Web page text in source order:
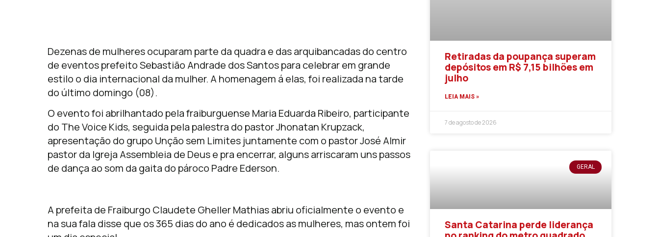
Dezenas de mulheres ocuparam parte da quadra e das arquibancadas do centro
de eventos prefeito Sebastião Andrade dos Santos para celebrar em grande
estilo o dia internacional da mulher. A homenagem á elas, foi realizada na tarde
do último domingo (08).
O evento foi abrilhantado pela fraiburguense Maria Eduarda Ribeiro, participante
do The Voice Kids, seguida pela palestra do pastor Jhonatan Krupzack,
apresentação do grupo Unção sem Limites juntamente com o pastor José Almir
pastor da Igreja Assembleia de Deus e pra encerrar, alguns arriscaram uns passos
de dança ao som da gaita do pároco Padre Ederson.
A prefeita de Fraiburgo Claudete Gheller Mathias abriu oficialmente o evento e
na sua fala disse que os 365 dias do ano é dedicados as mulheres, mas ontem foi
Retiradas da poupança superam
depósitos em R$ 7,15 bilhões em
julho
LEIA MAIS »
7 de agosto de 2026
GERAL
Santa Catarina perde liderança